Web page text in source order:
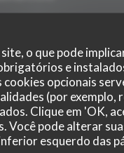
o que pode
e
opcionais
(por exemplo,
Clique em 'OK,
pode alterar
esquerdo das
75006 Paris((abre
((abre numa nova
((abre numa